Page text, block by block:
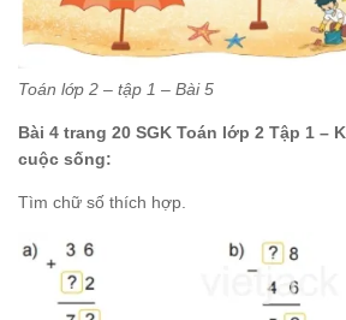
Toán lớp 2 – tập 1 – Bài 5
Bài 4 trang 20 SGK Toán lớp 2 Tập 1 –
cuộc sống:
Tìm chữ số thích hợp.